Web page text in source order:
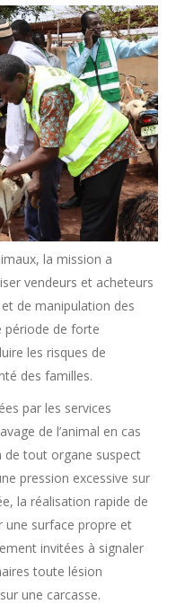
la mission a
vendeurs et acheteurs
de manipulation des
période de forte
les risques de
des familles.
par les services
de l’animal en cas
de tout organe suspect
pression excessive sur
la réalisation rapide de
une surface propre et
invitées à signaler
toute lésion
une carcasse.